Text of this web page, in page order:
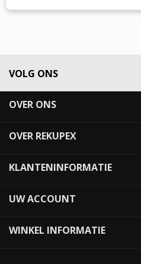
VOLG ONS
OVER ONS
OVER REKUPEX
KLANTENINFORMATIE
UW ACCOUNT
WINKEL INFORMATIE